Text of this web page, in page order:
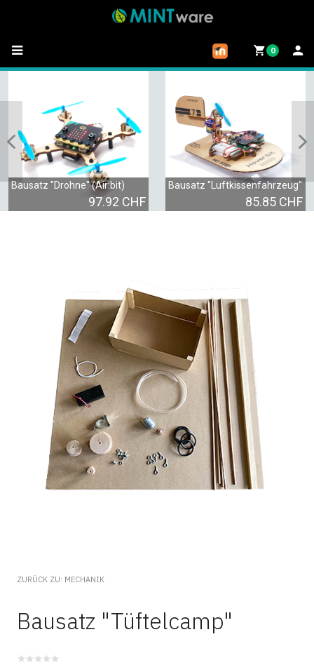
0
Bausatz "Drohne" (Air:bit)
97.92 CHF
Bausatz "Luftkissenfahrzeug"
85.85 CHF
ZURÜCK ZU: MECHANIK
Bausatz "Tüftelcamp"